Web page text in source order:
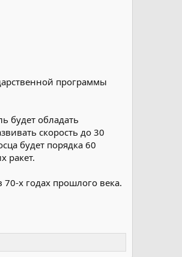
программы
будет обладать
скорость до 30
будет порядка 60
ракет.
х годах прошлого века.